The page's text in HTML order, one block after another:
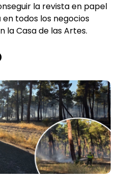
la revista en papel
en todos los negocios
la Casa de las Artes.